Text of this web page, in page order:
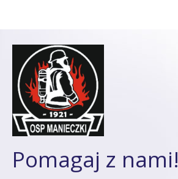
Pomagaj z nami!